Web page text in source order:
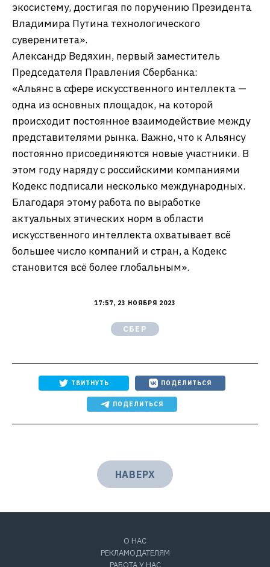
экосистему, достигая по поручению Президента
Владимира Путина технологического
суверенитета».
Александр Ведяхин, первый заместитель
Председателя Правления Сбербанка:
«Альянс в сфере искусственного интеллекта —
одна из основных площадок, на которой
происходит постоянное взаимодействие между
представителями рынка. Важно, что к Альянсу
постоянно присоединяются новые участники. В
этом году наряду с российскими компаниями
Кодекс подписали несколько международных.
Благодаря этому работа по выработке
актуальных этических норм в области
искусственного интеллекта охватывает всё
большее число компаний и стран, а Кодекс
становится всё более глобальным».
17:57, 23 НОЯБРЯ 2023
СБЕР
ТВИТНУТЬ ПОДЕЛИТЬСЯ
ПОДЕЛИТЬСЯ
НАВЕРХ
О НАС
РЕКЛАМОДАТЕЛЯМ
РАБОТА У НАС